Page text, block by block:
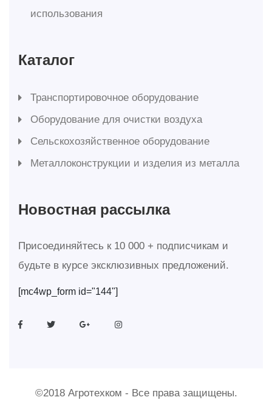
использования
Каталог
Транспортировочное оборудование
Оборудование для очистки воздуха
Сельскохозяйственное оборудование
Металлоконструкции и изделия из металла
Новостная рассылка
Присоединяйтесь к 10 000 + подписчикам и
будьте в курсе эксклюзивных предложений.
[mc4wp_form id="144"]
©2018 Агротехком - Все права защищены.